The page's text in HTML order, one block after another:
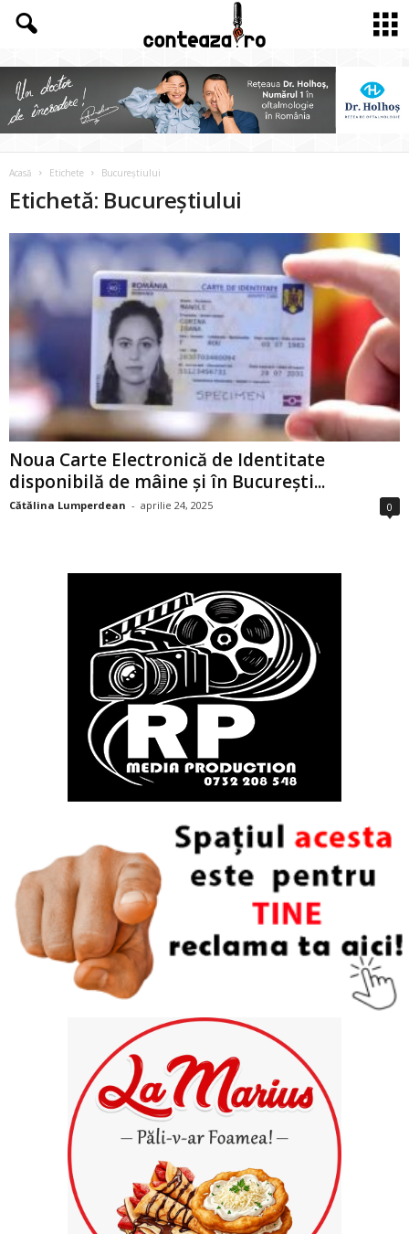
Acasă Etichete Bucureștiului
Etichetă: Bucureștiului
Noua Carte Electronică de Identitate
disponibilă de mâine și în București...
Cătălina Lumperdean - aprilie 24, 2025 0